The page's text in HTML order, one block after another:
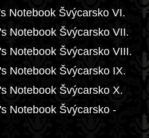
Notebook Švýcarsko VI.
Notebook Švýcarsko VII.
Notebook Švýcarsko VIII.
Notebook Švýcarsko IX.
Notebook Švýcarsko X.
Notebook Švýcarsko -